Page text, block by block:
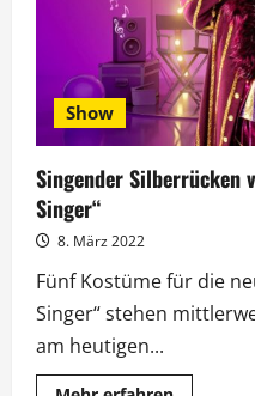
Show
Singender Silberrücken
Singer“
8. März 2022
Fünf Kostüme für die
Singer“ stehen
am heutigen...